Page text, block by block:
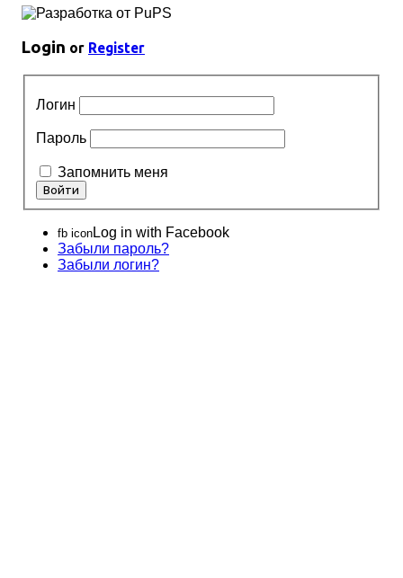
Login or Register
Логин
Пароль
Запомнить меня
fb icon Log in with Facebook
Забыли пароль?
Забыли логин?